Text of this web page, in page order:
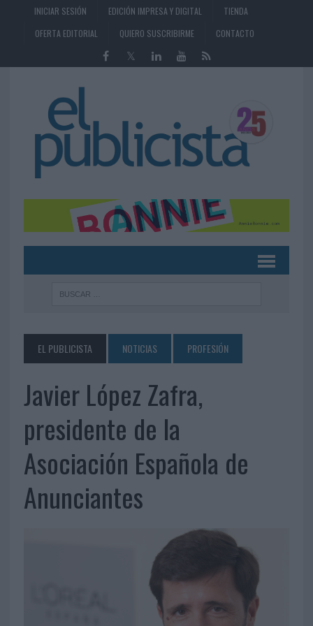
INICIAR SESIÓN EDICIÓN IMPRESA Y DIGITAL
TIENDA
OFERTA EDITORIAL
QUIERO SUSCRIBIRME CONTACTO
EL PUBLICISTA NOTICIAS PROFESIÓN
Javier López Zafra,
presidente de la
Asociación Española de
Anunciantes